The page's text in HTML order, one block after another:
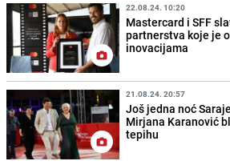
22.08.24. 10:20
Mastercard i SFF
partnerstva koje je
inovacijama
21.08.24. 20:57
Još jedna noć
Mirjana Karanović
tepihu